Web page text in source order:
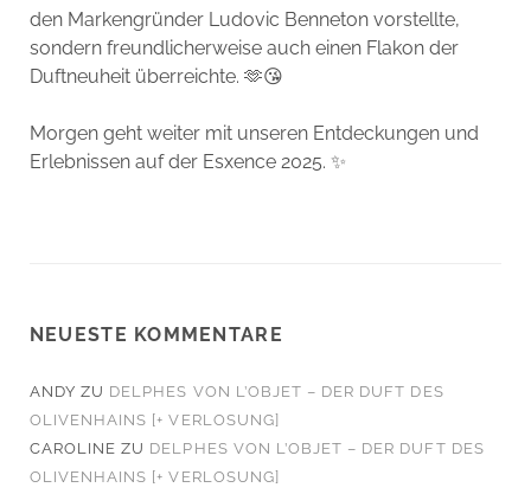
den Markengründer Ludovic Benneton vorstellte,
sondern freundlicherweise auch einen Flakon der
Duftneuheit überreichte. 🫶😘
Morgen geht weiter mit unseren Entdeckungen und
Erlebnissen auf der Esxence 2025. ✨
NEUESTE KOMMENTARE
ANDY ZU DELPHES VON L’OBJET – DER DUFT DES
OLIVENHAINS [+ VERLOSUNG]
CAROLINE ZU DELPHES VON L’OBJET – DER DUFT DES
OLIVENHAINS [+ VERLOSUNG]